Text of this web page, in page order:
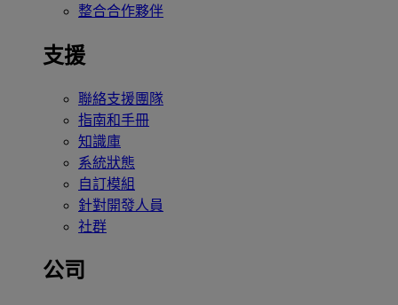
整合合作夥伴
支援
聯絡支援團隊
指南和手冊
知識庫
系統狀態
自訂模組
針對開發人員
社群
公司